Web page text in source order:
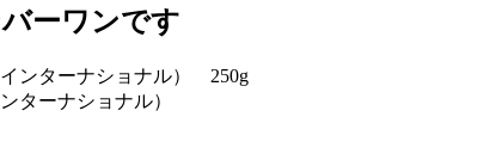
ーワンです
ターナショナル）